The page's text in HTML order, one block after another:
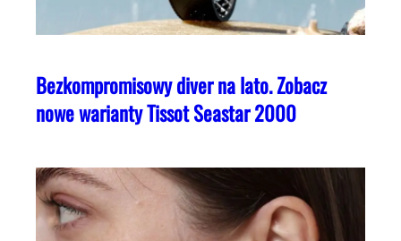
Bezkompromisowy diver na lato. Zobacz
nowe warianty Tissot Seastar 2000